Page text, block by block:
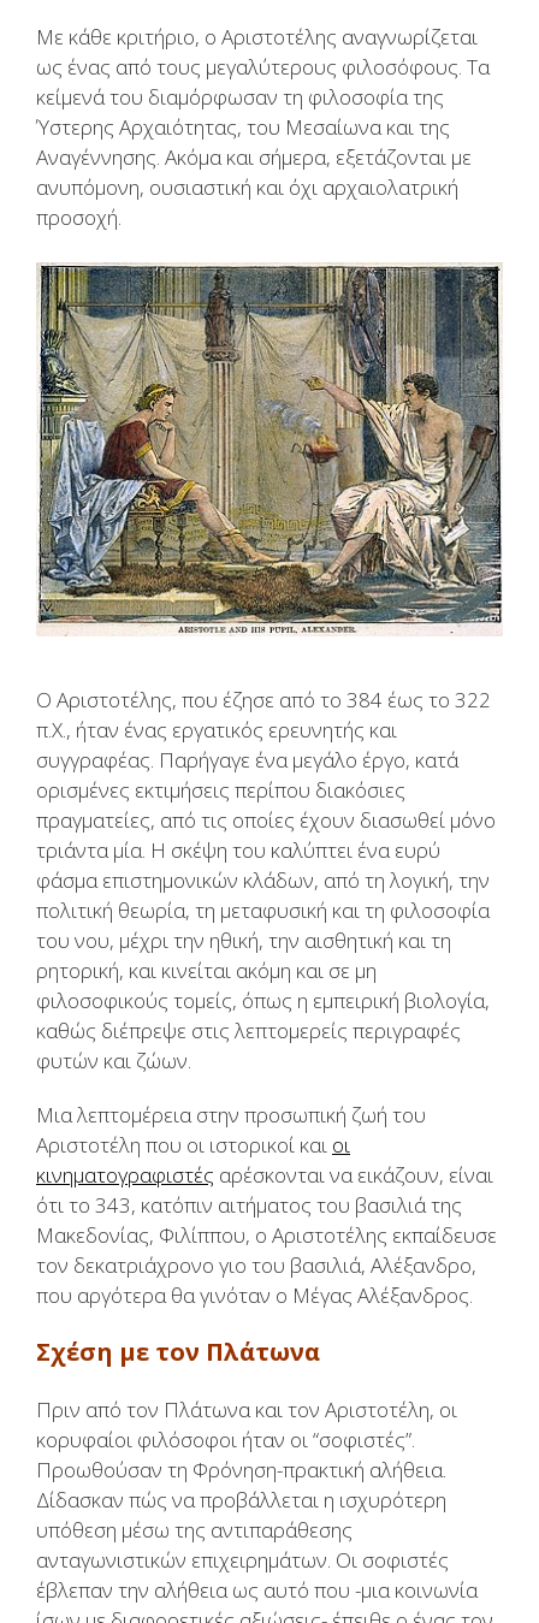
Με κάθε κριτήριο, ο Αριστοτέλης αναγνωρίζεται
ως ένας από τους μεγαλύτερους φιλοσόφους. Τα
κείμενά του διαμόρφωσαν τη φιλοσοφία της
Ύστερης Αρχαιότητας, του Μεσαίωνα και της
Αναγέννησης. Ακόμα και σήμερα, εξετάζονται με
ανυπόμονη, ουσιαστική και όχι αρχαιολατρική
προσοχή.
Ο Αριστοτέλης, που έζησε από το 384 έως το 322
π.Χ., ήταν ένας εργατικός ερευνητής και
συγγραφέας. Παρήγαγε ένα μεγάλο έργο, κατά
ορισμένες εκτιμήσεις περίπου διακόσιες
πραγματείες, από τις οποίες έχουν διασωθεί μόνο
τριάντα μία. Η σκέψη του καλύπτει ένα ευρύ
φάσμα επιστημονικών κλάδων, από τη λογική, την
πολιτική θεωρία, τη μεταφυσική και τη φιλοσοφία
του νου, μέχρι την ηθική, την αισθητική και τη
ρητορική, και κινείται ακόμη και σε μη
φιλοσοφικούς τομείς, όπως η εμπειρική βιολογία,
καθώς διέπρεψε στις λεπτομερείς περιγραφές
φυτών και ζώων.
Μια λεπτομέρεια στην προσωπική ζωή του
Αριστοτέλη που οι ιστορικοί και οι
κινηματογραφιστές αρέσκονται να εικάζουν, είναι
ότι το 343, κατόπιν αιτήματος του βασιλιά της
Μακεδονίας, Φιλίππου, ο Αριστοτέλης εκπαίδευσε
τον δεκατριάχρονο γιο του βασιλιά, Αλέξανδρο,
που αργότερα θα γινόταν ο Μέγας Αλέξανδρος.
Σχέση με τον Πλάτωνα
Πριν από τον Πλάτωνα και τον Αριστοτέλη, οι
κορυφαίοι φιλόσοφοι ήταν οι “σοφιστές”.
Προωθούσαν τη Φρόνηση-πρακτική αλήθεια.
Δίδασκαν πώς να προβάλλεται η ισχυρότερη
υπόθεση μέσω της αντιπαράθεσης
ανταγωνιστικών επιχειρημάτων. Οι σοφιστές
έβλεπαν την αλήθεια ως αυτό που -μια κοινωνία